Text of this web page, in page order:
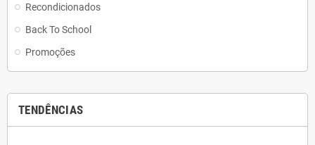
Recondicionados
Back To School
Promoções
TENDÊNCIAS